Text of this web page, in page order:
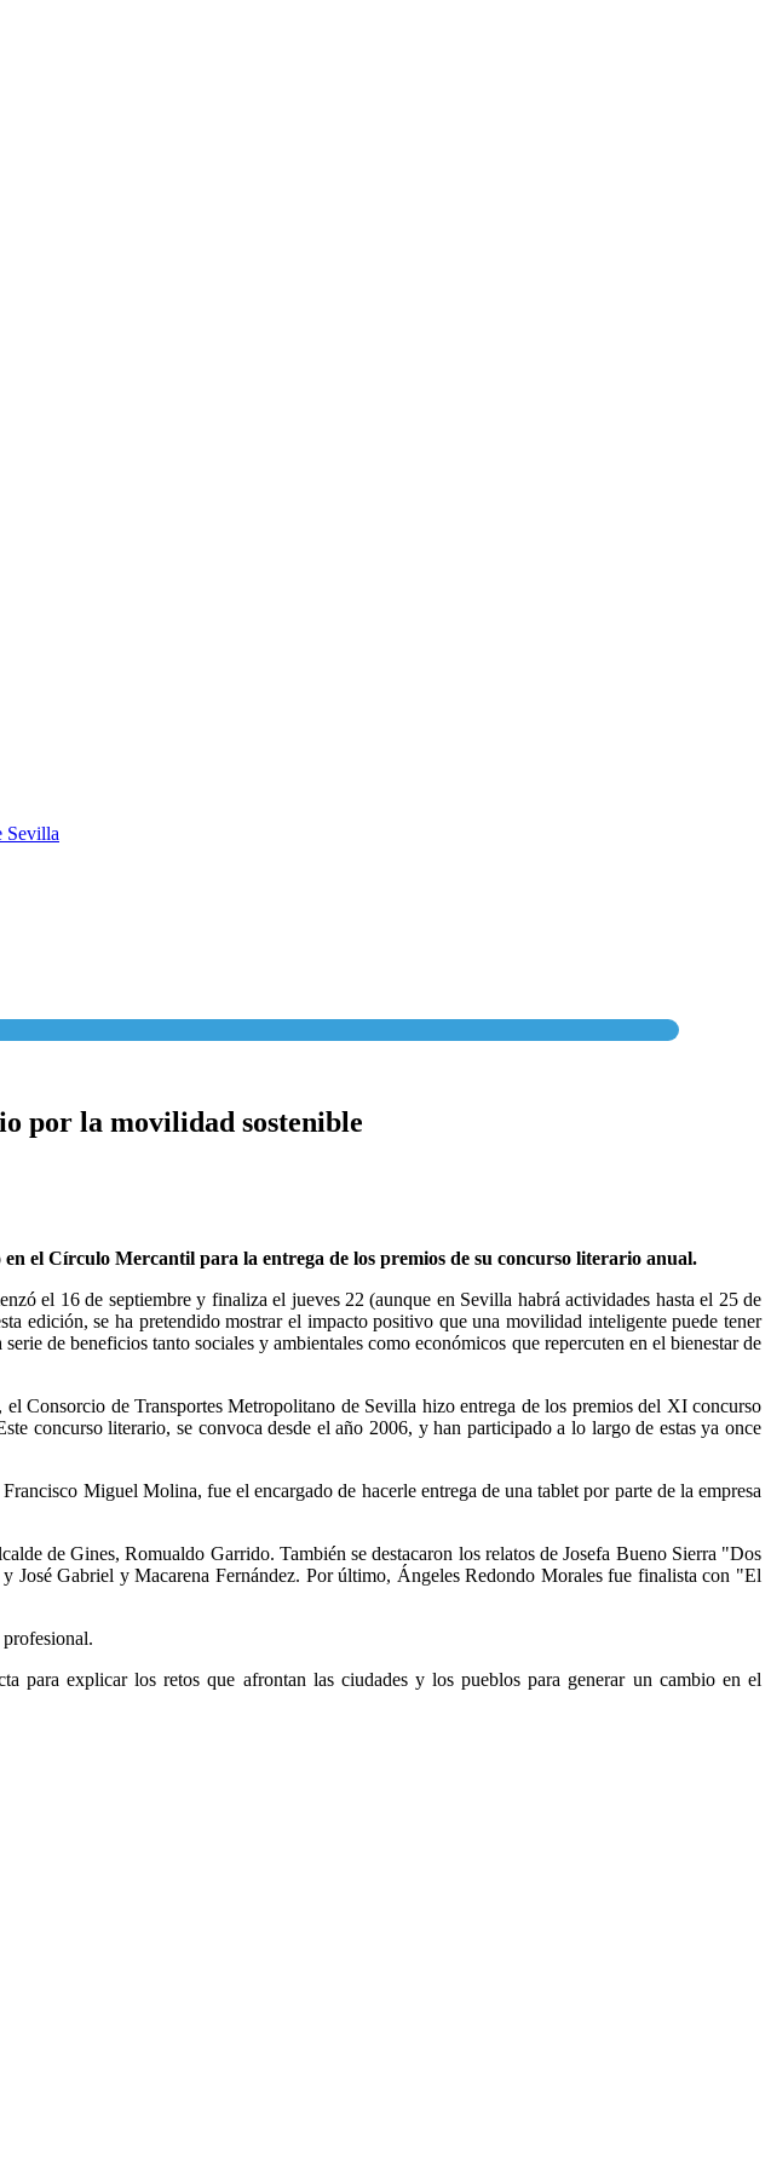
Sevilla
por la movilidad sostenible
el Círculo Mercantil para la entrega de los premios de su concurso literario anual.
el 16 de septiembre y finaliza el jueves 22 (aunque en Sevilla habrá actividades hasta el 25 de
edición, se ha pretendido mostrar el impacto positivo que una movilidad inteligente puede tener
de beneficios tanto sociales y ambientales como económicos que repercuten en el bienestar de
Consorcio de Transportes Metropolitano de Sevilla hizo entrega de los premios del XI concurso
concurso literario, se convoca desde el año 2006, y han participado a lo largo de estas ya once
Miguel Molina, fue el encargado de hacerle entrega de una tablet por parte de la empresa
de Gines, Romualdo Garrido. También se destacaron los relatos de Josefa Bueno Sierra "Dos
Gabriel y Macarena Fernández. Por último, Ángeles Redondo Morales fue finalista con "El
para explicar los retos que afrontan las ciudades y los pueblos para generar un cambio en el